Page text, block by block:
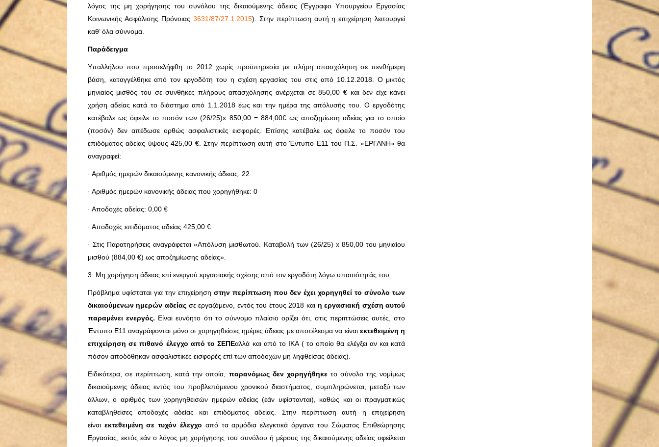
λόγος της μη χορήγησης του συνόλου της δικαιούμενης άδειας (Έγγραφο Υπουργείου Εργασίας
Κοινωνικής Ασφάλισης Πρόνοιας 3631/87/27.1.2015). Στην περίπτωση αυτή η επιχείρηση λειτουργεί
καθ’ όλα σύννομα.
Παράδειγμα
Υπαλλήλου που προσελήφθη το 2012 χωρίς προϋπηρεσία με πλήρη απασχόληση σε πενθήμερη
βάση, καταγγέλθηκε από τον εργοδότη του η σχέση εργασίας του στις από 10.12.2018. Ο μικτός
μηνιαίος μισθός του σε συνθήκες πλήρους απασχόλησης ανέρχεται σε 850,00 € και δεν είχε κάνει
χρήση αδείας κατά το διάστημα από 1.1.2018 έως και την ημέρα της απόλυσής του. Ο εργοδότης
κατέβαλε ως όφειλε το ποσόν των (26/25)x 850,00 = 884,00€ ως αποζημίωση αδείας για το οποίο
(ποσόν) δεν απέδωσε ορθώς ασφαλιστικές εισφορές. Επίσης κατέβαλε ως όφειλε το ποσόν του
επιδόματος αδείας ύψους 425,00 €. Στην περίπτωση αυτή στο Έντυπο Ε11 του Π.Σ. «ΕΡΓΑΝΗ» θα
αναγραφεί:
· Αριθμός ημερών δικαιούμενης κανονικής άδειας: 22
· Αριθμός ημερών κανονικής άδειας που χορηγήθηκε: 0
· Αποδοχές αδείας: 0,00 €
· Αποδοχές επιδόματος αδείας 425,00 €
· Στις Παρατηρήσεις αναγράφεται «Απόλυση μισθωτού. Καταβολή των (26/25) x 850,00 του μηνιαίου
μισθού (884,00 €) ως αποζημίωσης αδείας».
3. Μη χορήγηση άδειας επί ενεργού εργασιακής σχέσης από τον εργοδότη λόγω υπαιτιότητάς του
Πρόβλημα υφίσταται για την επιχείρηση στην περίπτωση που δεν έχει χορηγηθεί το σύνολο των
δικαιούμενων ημερών αδείας σε εργαζόμενο, εντός του έτους 2018 και η εργασιακή σχέση αυτού
παραμένει ενεργός. Είναι ευνόητο ότι το σύννομο πλαίσιο ορίζει ότι, στις περιπτώσεις αυτές, στο
Έντυπο Ε11 αναγράφονται μόνο οι χορηγηθείσες ημέρες άδειας με αποτέλεσμα να είναιεκτεθειμένη η
επιχείρηση σε πιθανό έλεγχο από το ΣΕΠΕαλλά και από το ΙΚΑ ( το οποίο θα ελέγξει αν και κατά
πόσον αποδόθηκαν ασφαλιστικές εισφορές επί των αποδοχών μη ληφθείσας άδειας).
Ειδικότερα, σε περίπτωση, κατά την οποία, παρανόμως δεν χορηγήθηκετο σύνολο της νομίμως
δικαιούμενης άδειας εντός του προβλεπόμενου χρονικού διαστήματος, συμπληρώνεται, μεταξύ των
άλλων, ο αριθμός των χορηγηθεισών ημερών αδείας (εάν υφίστανται), καθώς και οι πραγματικώς
καταβληθείσες αποδοχές αδείας και επιδόματος αδείας. Στην περίπτωση αυτή η επιχείρηση
είναιεκτεθειμένη σε τυχόν έλεγχο από τα αρμόδια ελεγκτικά όργανα του Σώματος Επιθεώρησης
Εργασίας, εκτός εάν ο λόγος μη χορήγησης του συνόλου ή μέρους της δικαιούμενης αδείας οφείλεται